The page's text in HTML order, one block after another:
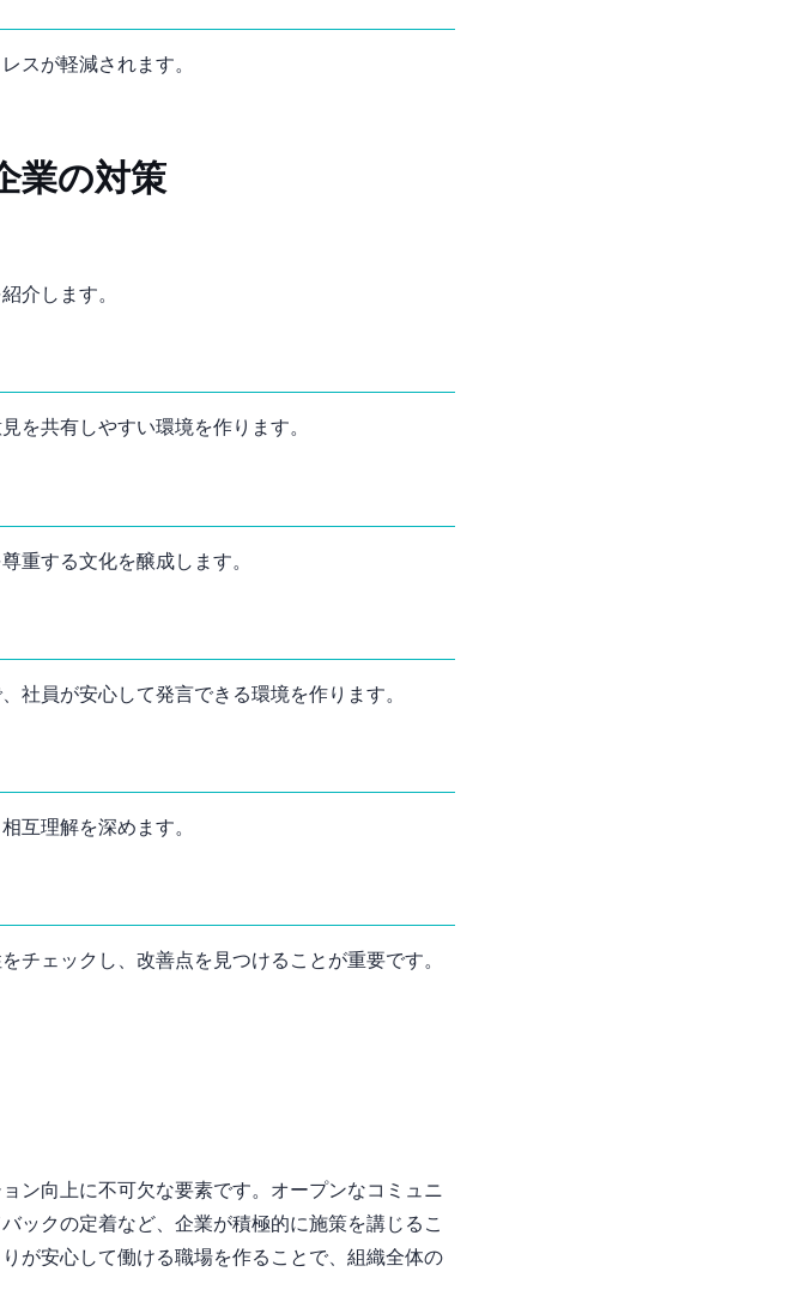
スが軽減されます。
業の対策
介します。
見を共有しやすい環境を作ります。
重する文化を醸成します。
社員が安心して発言できる環境を作ります。
互理解を深めます。
チェックし、改善点を見つけることが重要です。
ン向上に不可欠な要素です。オープンなコミュニ
ックの定着など、企業が積極的に施策を講じるこ
が安心して働ける職場を作ることで、組織全体の